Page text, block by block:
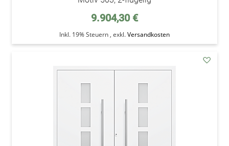
9.904,30 €
Inkl. 19% Steuern , exkl.Versandkosten